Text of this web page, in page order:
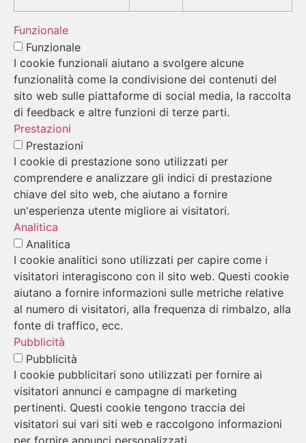
Funzionale
Funzionale
I cookie funzionali aiutano a svolgere alcune
funzionalità come la condivisione dei contenuti del
sito web sulle piattaforme di social media, la raccolta
di feedback e altre funzioni di terze parti.
Prestazioni
Prestazioni
I cookie di prestazione sono utilizzati per
comprendere e analizzare gli indici di prestazione
chiave del sito web, che aiutano a fornire
un'esperienza utente migliore ai visitatori.
Analitica
Analitica
I cookie analitici sono utilizzati per capire come i
visitatori interagiscono con il sito web. Questi cookie
aiutano a fornire informazioni sulle metriche relative
al numero di visitatori, alla frequenza di rimbalzo, alla
fonte di traffico, ecc.
Pubblicità
Pubblicità
I cookie pubblicitari sono utilizzati per fornire ai
visitatori annunci e campagne di marketing
pertinenti. Questi cookie tengono traccia dei
visitatori sui vari siti web e raccolgono informazioni
per fornire annunci personalizzati.